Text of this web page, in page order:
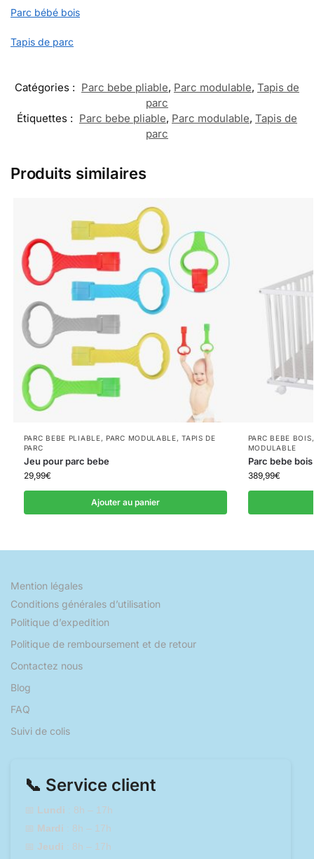
Parc bébé bois
Tapis de parc
Catégories : Parc bebe pliable, Parc modulable, Tapis de
parc
Étiquettes : Parc bebe pliable, Parc modulable, Tapis de
parc
Produits similaires
PARC BEBE PLIABLE, PARC MODULABLE,TAPIS DE
PARC
Jeu pour parc bebe
29,99€
Ajouter au panier
PARC BEBE BOIS
MODULABLE
Parc bebe
389,99€
Mention légales
Conditions générales d’utilisation
Politique d’expedition
Politique de remboursement et de retour
Contactez nous
Blog
FAQ
Suivi de colis
📞 Service client
📅 Lundi : 8h – 17h
📅 Mardi : 8h – 17h
📅 Jeudi : 8h – 17h